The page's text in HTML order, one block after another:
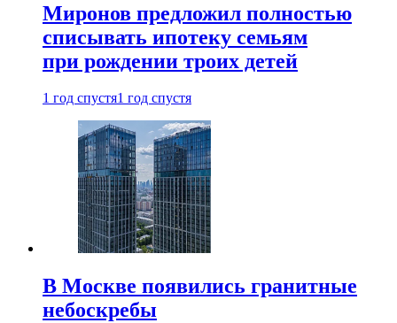
Миронов предложил полностью
списывать ипотеку семьям
при рождении троих детей
1 год спустя1 год спустя
В Москве появились гранитные
небоскребы